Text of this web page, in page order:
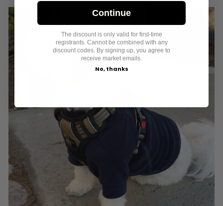
Continue
The discount is only valid for first-time
registrants. Cannot be combined with any
discount codes. By signing up, you agree to
receive market emails.
No, thanks